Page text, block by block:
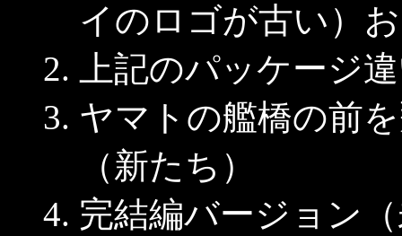
イのロゴが古い）
上記のパッケージ
ヤマトの艦橋の前
（新たち）
完結編バージョン